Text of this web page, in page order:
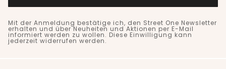
Mit der Anmeldung bestätige ich, den Street One Newsletter
erhalten und über Neuheiten und Aktionen per E-Mail
informiert werden zu wollen. Diese Einwilligung kann
jederzeit widerrufen werden.